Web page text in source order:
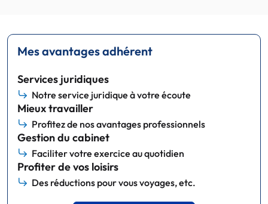
Mes avantages adhérent
Services juridiques
Notre service juridique à votre écoute
Mieux travailler
Profitez de nos avantages professionnels
Gestion du cabinet
Faciliter votre exercice au quotidien
Profiter de vos loisirs
Des réductions pour vous voyages, etc.